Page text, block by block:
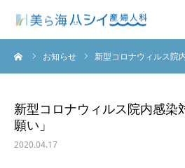
お知らせ 新型コロナウィルス院
新型コロナウィルス院内感染
願い」
2020.04.17
クリニックのご紹介
入院案内